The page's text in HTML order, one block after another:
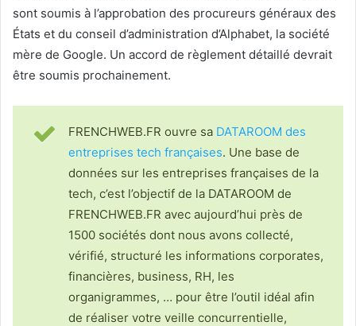
sont soumis à l’approbation des procureurs généraux des
États et du conseil d’administration d’Alphabet, la société
mère de Google. Un accord de règlement détaillé devrait
être soumis prochainement.
FRENCHWEB.FR ouvre sa DATAROOM des
entreprises tech françaises. Une base de
données sur les entreprises françaises de la
tech, c’est l’objectif de la DATAROOM de
FRENCHWEB.FR avec aujourd’hui près de
1500 sociétés dont nous avons collecté,
vérifié, structuré les informations corporates,
financières, business, RH, les
organigrammes, … pour être l’outil idéal afin
de réaliser votre veille concurrentielle,